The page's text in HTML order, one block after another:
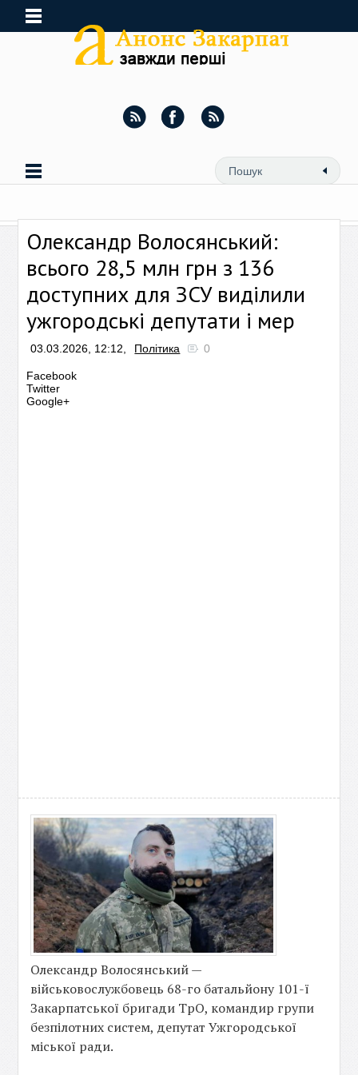
Олександр Волосянський:
всього 28,5 млн грн з 136
доступних для ЗСУ виділили
ужгородські депутати і мер
03.03.2026, 12:12, Політика 0
Facebook
Twitter
Google+
Олександр Волосянський —
військовослужбовець 68-го батальйону 101-ї
Закарпатської бригади ТрО, командир групи
безпілотних систем, депутат Ужгородської
міської ради.